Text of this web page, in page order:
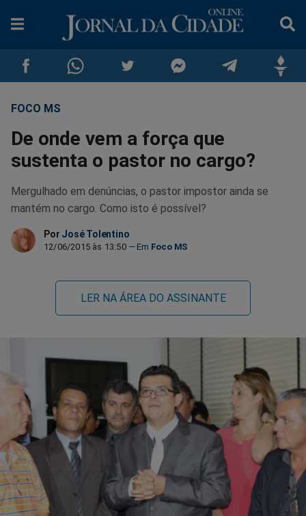
Compartilhar
no
Compartilhar
no
no
no
no
FOCO MS
De onde vem a força que
sustenta o pastor no cargo?
Mergulhado em denúncias, o pastor impostor ainda se
mantém no cargo. Como isto é possível?
Por José Tolentino
12/06/2015 às 13:50 Foco MS
LER NA ÁREA DO ASSINANTE